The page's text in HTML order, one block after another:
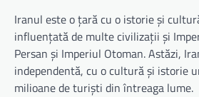
Iranul este o țară cu o istorie și
influențată de multe civilizații și
Persan și Imperiul Otoman. Astăzi,
independentă, cu o cultură și istorie
milioane de turiști din întreaga lume.